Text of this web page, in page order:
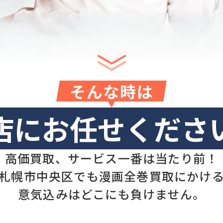
そんな時は
にお任せくださ
高価買取、サービス一番は当たり前！
幌市中央区でも漫画全巻買取にかけ
意気込みはどこにも負けません。